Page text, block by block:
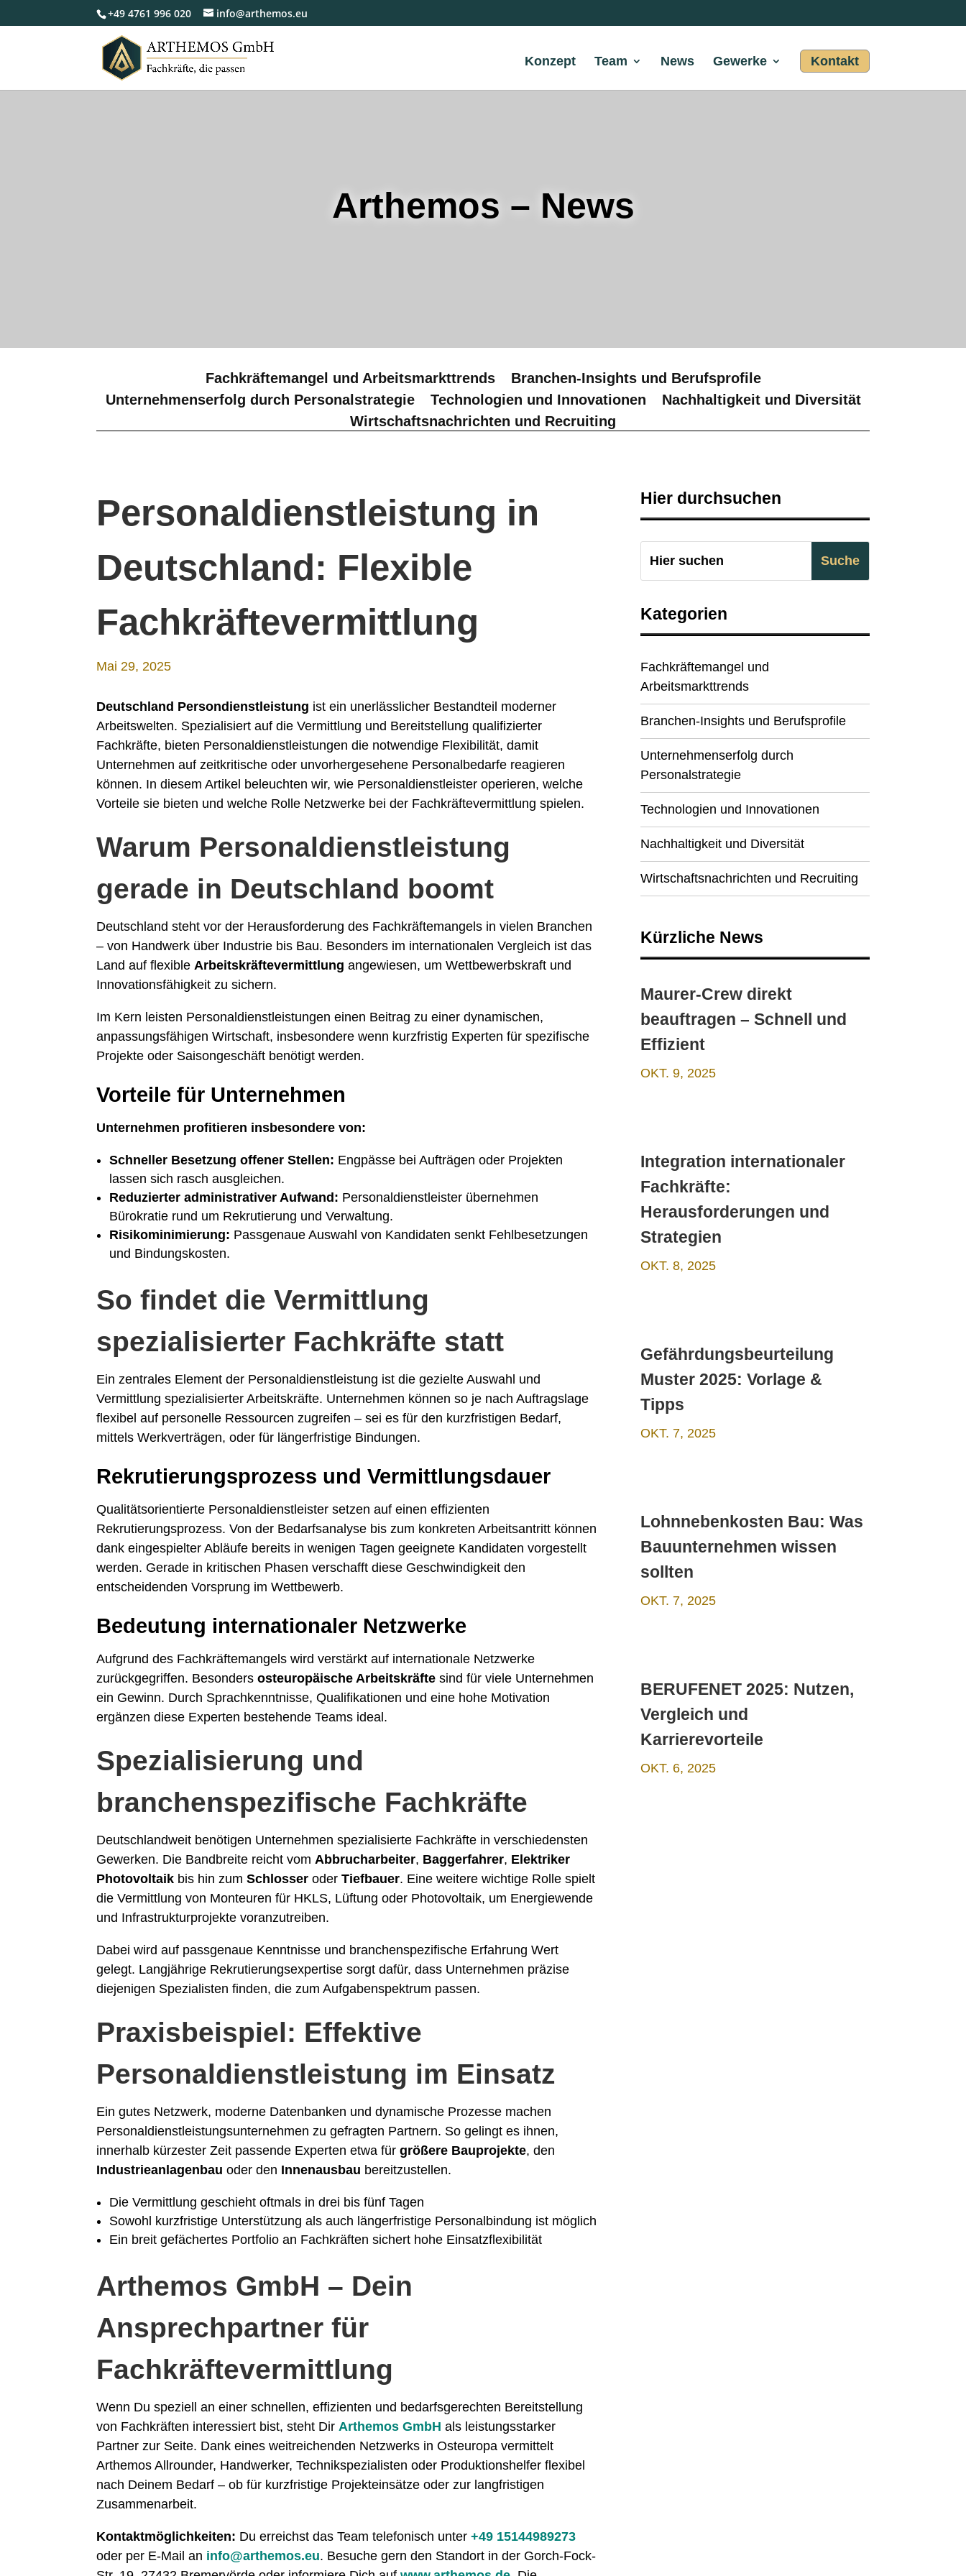
+49 4761 996 020 info@arthemos.eu
Konzept Team News Gewerke Kontakt
Arthemos – News
Fachkräftemangel und Arbeitsmarkttrends
Branchen-Insights und Berufsprofile
Unternehmenserfolg durch Personalstrategie
Technologien und Innovationen
Nachhaltigkeit und Diversität
Wirtschaftsnachrichten und Recruiting
Personaldienstleistung in
Deutschland: Flexible
Fachkräftevermittlung
Mai 29, 2025
Deutschland Persondienstleistung ist ein unerlässlicher Bestandteil moderner
Arbeitswelten. Spezialisiert auf die Vermittlung und Bereitstellung qualifizierter
Fachkräfte, bieten Personaldienstleistungen die notwendige Flexibilität, damit
Unternehmen auf zeitkritische oder unvorhergesehene Personalbedarfe reagieren
können. In diesem Artikel beleuchten wir, wie Personaldienstleister operieren, welche
Vorteile sie bieten und welche Rolle Netzwerke bei der Fachkräftevermittlung spielen.
Warum Personaldienstleistung
gerade in Deutschland boomt
Deutschland steht vor der Herausforderung des Fachkräftemangels in vielen Branchen
– von Handwerk über Industrie bis Bau. Besonders im internationalen Vergleich ist das
Land auf flexibleArbeitskräftevermittlung angewiesen, um Wettbewerbskraft und
Innovationsfähigkeit zu sichern.
Im Kern leisten Personaldienstleistungen einen Beitrag zu einer dynamischen,
anpassungsfähigen Wirtschaft, insbesondere wenn kurzfristig Experten für spezifische
Projekte oder Saisongeschäft benötigt werden.
Vorteile für Unternehmen
Unternehmen profitieren insbesondere von:
Schneller Besetzung offener Stellen: Engpässe bei Aufträgen oder Projekten
lassen sich rasch ausgleichen.
Reduzierter administrativer Aufwand: Personaldienstleister übernehmen
Bürokratie rund um Rekrutierung und Verwaltung.
Risikominimierung: Passgenaue Auswahl von Kandidaten senkt Fehlbesetzungen
und Bindungskosten.
So findet die Vermittlung
spezialisierter Fachkräfte statt
Ein zentrales Element der Personaldienstleistung ist die gezielte Auswahl und
Vermittlung spezialisierter Arbeitskräfte. Unternehmen können so je nach Auftragslage
flexibel auf personelle Ressourcen zugreifen – sei es für den kurzfristigen Bedarf,
mittels Werkverträgen, oder für längerfristige Bindungen.
Rekrutierungsprozess und Vermittlungsdauer
Qualitätsorientierte Personaldienstleister setzen auf einen effizienten
Rekrutierungsprozess. Von der Bedarfsanalyse bis zum konkreten Arbeitsantritt können
dank eingespielter Abläufe bereits in wenigen Tagen geeignete Kandidaten vorgestellt
werden. Gerade in kritischen Phasen verschafft diese Geschwindigkeit den
entscheidenden Vorsprung im Wettbewerb.
Bedeutung internationaler Netzwerke
Aufgrund des Fachkräftemangels wird verstärkt auf internationale Netzwerke
zurückgegriffen. Besondersosteuropäische Arbeitskräfte sind für viele Unternehmen
ein Gewinn. Durch Sprachkenntnisse, Qualifikationen und eine hohe Motivation
ergänzen diese Experten bestehende Teams ideal.
Spezialisierung und
branchenspezifische Fachkräfte
Deutschlandweit benötigen Unternehmen spezialisierte Fachkräfte in verschiedensten
Gewerken. Die Bandbreite reicht vomAbbrucharbeiter, Baggerfahrer, Elektriker
Photovoltaik bis hin zumSchlosser oderTiefbauer. Eine weitere wichtige Rolle spielt
die Vermittlung von Monteuren für HKLS, Lüftung oder Photovoltaik, um Energiewende
und Infrastrukturprojekte voranzutreiben.
Dabei wird auf passgenaue Kenntnisse und branchenspezifische Erfahrung Wert
gelegt. Langjährige Rekrutierungsexpertise sorgt dafür, dass Unternehmen präzise
diejenigen Spezialisten finden, die zum Aufgabenspektrum passen.
Praxisbeispiel: Effektive
Personaldienstleistung im Einsatz
Ein gutes Netzwerk, moderne Datenbanken und dynamische Prozesse machen
Personaldienstleistungsunternehmen zu gefragten Partnern. So gelingt es ihnen,
innerhalb kürzester Zeit passende Experten etwa fürgrößere Bauprojekte, den
Industrieanlagenbau oder den Innenausbau bereitzustellen.
Die Vermittlung geschieht oftmals in drei bis fünf Tagen
Sowohl kurzfristige Unterstützung als auch längerfristige Personalbindung ist möglich
Ein breit gefächertes Portfolio an Fachkräften sichert hohe Einsatzflexibilität
Arthemos GmbH – Dein
Ansprechpartner für
Fachkräftevermittlung
Wenn Du speziell an einer schnellen, effizienten und bedarfsgerechten Bereitstellung
von Fachkräften interessiert bist, steht DirArthemos GmbH als leistungsstarker
Partner zur Seite. Dank eines weitreichenden Netzwerks in Osteuropa vermittelt
Arthemos Allrounder, Handwerker, Technikspezialisten oder Produktionshelfer flexibel
nach Deinem Bedarf – ob für kurzfristige Projekteinsätze oder zur langfristigen
Zusammenarbeit.
Kontaktmöglichkeiten: Du erreichst das Team telefonisch unter+49 15144989273
oder per E-Mail an info@arthemos.eu. Besuche gern den Standort in der Gorch-Fock-
Hier durchsuchen
Kategorien
Fachkräftemangel und
Arbeitsmarkttrends
Branchen-Insights und Berufsprofile
Unternehmenserfolg durch
Personalstrategie
Technologien und Innovationen
Nachhaltigkeit und Diversität
Wirtschaftsnachrichten und Recruiting
Kürzliche News
Maurer-Crew direkt
beauftragen – Schnell und
Effizient
OKT. 9, 2025
Integration internationaler
Fachkräfte:
Herausforderungen und
Strategien
OKT. 8, 2025
Gefährdungsbeurteilung
Muster 2025: Vorlage &
Tipps
OKT. 7, 2025
Lohnnebenkosten Bau: Was
Bauunternehmen wissen
sollten
OKT. 7, 2025
BERUFENET 2025: Nutzen,
Vergleich und
Karrierevorteile
OKT. 6, 2025